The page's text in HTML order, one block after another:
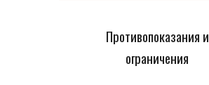
Противопоказания и
ограничения